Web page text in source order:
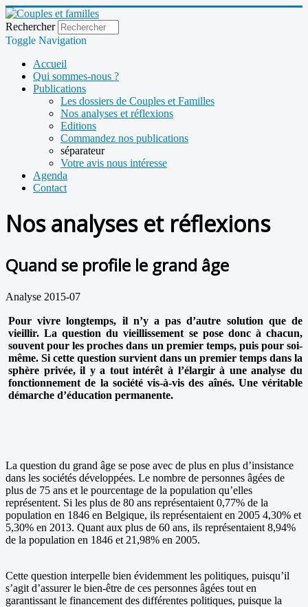
Rechercher
Toggle Navigation
Accueil
Qui sommes-nous ?
Publications
Les dossiers de Couples et Familles
Nos analyses et réflexions
Editions
Commandez nos publications
séparateur
Votre avis nous intéresse
Agenda
Contact
Nos analyses et réflexions
Quand se profile le grand âge
Analyse 2015-07
Pour vivre longtemps, il n’y a pas d’autre solution que de
vieillir. La question du vieillissement se pose donc à chacun,
souvent pour les proches dans un premier temps, puis pour soi-
même. Si cette question survient dans un premier temps dans la
sphère privée, il y a tout intérêt à l’élargir à une analyse du
fonctionnement de la société vis-à-vis des aînés. Une véritable
démarche d’éducation permanente.
La question du grand âge se pose avec de plus en plus d’insistance
dans les sociétés développées. Le nombre de personnes âgées de
plus de 75 ans et le pourcentage de la population qu’elles
représentent. Si les plus de 80 ans représentaient 0,77% de la
population en 1846 en Belgique, ils représentaient en 2005 4,30% et
5,30% en 2013. Quant aux plus de 60 ans, ils représentaient 8,94%
de la population en 1846 et 21,98% en 2005.
Cette question interpelle bien évidemment les politiques, puisqu’il
s’agit d’assurer le bien-être de ces personnes âgées tout en
garantissant le financement des différentes politiques, puisque la